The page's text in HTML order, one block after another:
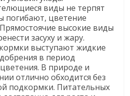
виды не терпят
погибают, цветение
высокие виды
засуху и жару.
выступают жидкие
в период
В природе и
отлично обходится без
подкормки. Питательных